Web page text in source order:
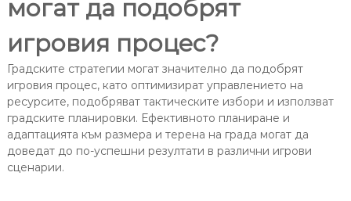
могат да подобрят
игровия процес?
Градските стратегии могат значително да подобрят
игровия процес, като оптимизират управлението на
ресурсите, подобряват тактическите избори и използват
градските планировки. Ефективното планиране и
адаптацията към размера и терена на града могат да
доведат до по-успешни резултати в различни игрови
сценарии.